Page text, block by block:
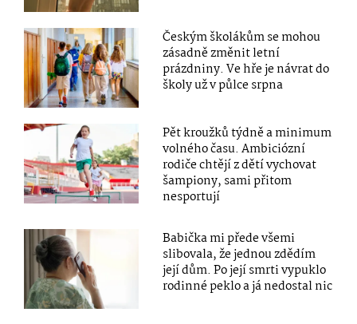
Českým školákům se mohou
zásadně změnit letní
prázdniny. Ve hře je návrat do
školy už v půlce srpna
Pět kroužků týdně a minimum
volného času. Ambiciózní
rodiče chtějí z dětí vychovat
šampiony, sami přitom
nesportují
Babička mi přede všemi
slibovala, že jednou zdědím
její dům. Po její smrti vypuklo
rodinné peklo a já nedostal nic